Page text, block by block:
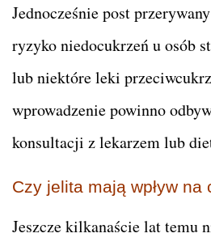
Jednocześnie post
ryzyko niedocukrzeń u osób
lub niektóre leki
wprowadzenie powinno
konsultacji z lekarzem lub
Czy jelita mają wpływ na
Jeszcze kilkanaście lat temu